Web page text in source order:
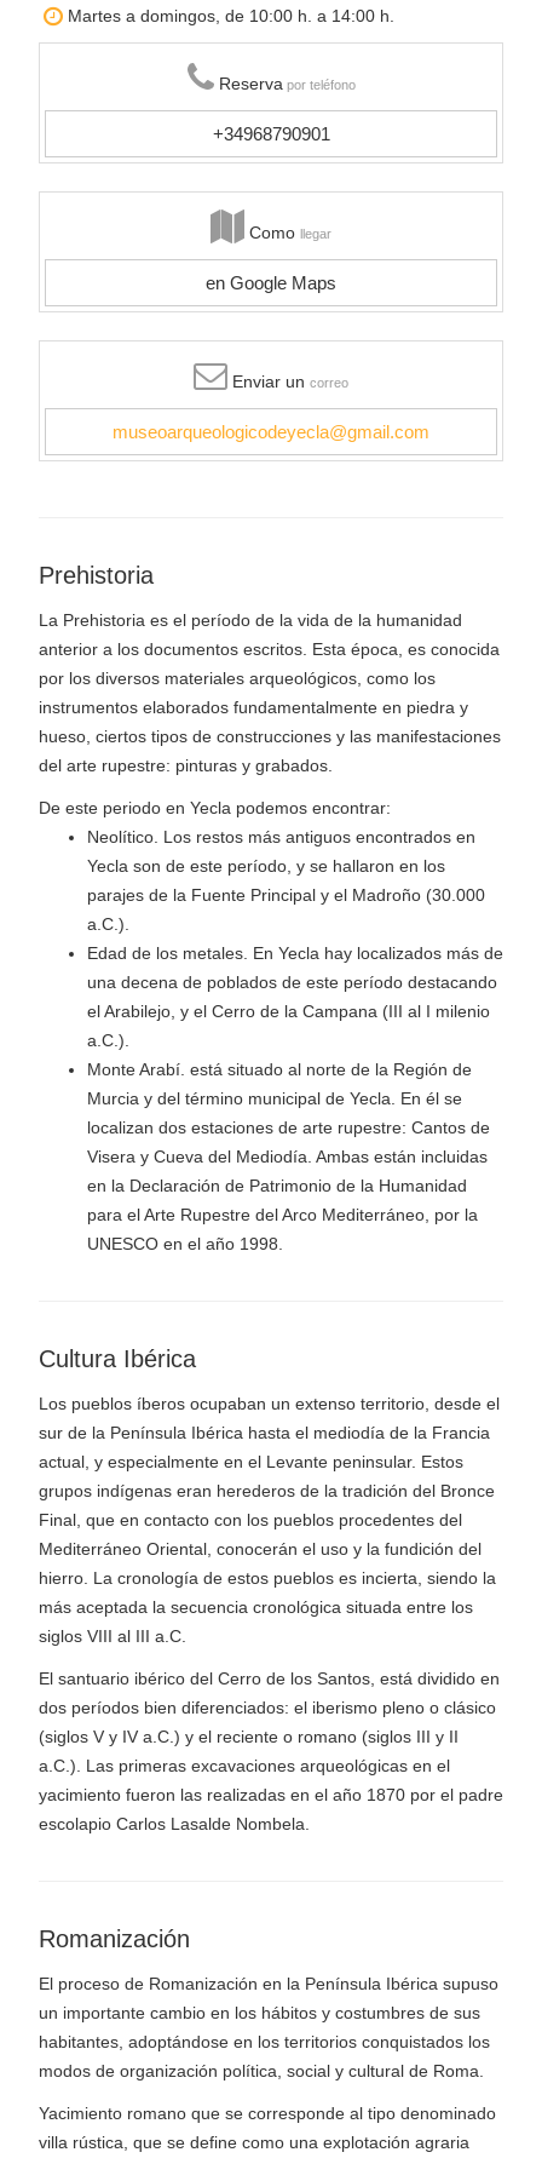
Martes a domingos, de 10:00 h. a 14:00 h.
Reserva por teléfono
+34968790901
Como llegar
en Google Maps
Enviar un correo
museoarqueologicodeyecla@gmail.com
Prehistoria
La Prehistoria es el período de la vida de la humanidad
anterior a los documentos escritos. Esta época, es conocida
por los diversos materiales arqueológicos, como los
instrumentos elaborados fundamentalmente en piedra y
hueso, ciertos tipos de construcciones y las manifestaciones
del arte rupestre: pinturas y grabados.
De este periodo en Yecla podemos encontrar:
Neolítico. Los restos más antiguos encontrados en
Yecla son de este período, y se hallaron en los
parajes de la Fuente Principal y el Madroño (30.000
a.C.).
Edad de los metales. En Yecla hay localizados más de
una decena de poblados de este período destacando
el Arabilejo, y el Cerro de la Campana (III al I milenio
a.C.).
Monte Arabí. está situado al norte de la Región de
Murcia y del término municipal de Yecla. En él se
localizan dos estaciones de arte rupestre: Cantos de
Visera y Cueva del Mediodía. Ambas están incluidas
en la Declaración de Patrimonio de la Humanidad
para el Arte Rupestre del Arco Mediterráneo, por la
UNESCO en el año 1998.
Cultura Ibérica
Los pueblos íberos ocupaban un extenso territorio, desde el
sur de la Península Ibérica hasta el mediodía de la Francia
actual, y especialmente en el Levante peninsular. Estos
grupos indígenas eran herederos de la tradición del Bronce
Final, que en contacto con los pueblos procedentes del
Mediterráneo Oriental, conocerán el uso y la fundición del
hierro. La cronología de estos pueblos es incierta, siendo la
más aceptada la secuencia cronológica situada entre los
siglos VIII al III a.C.
El santuario ibérico del Cerro de los Santos, está dividido en
dos períodos bien diferenciados: el iberismo pleno o clásico
(siglos V y IV a.C.) y el reciente o romano (siglos III y II
a.C.). Las primeras excavaciones arqueológicas en el
yacimiento fueron las realizadas en el año 1870 por el padre
escolapio Carlos Lasalde Nombela.
Romanización
El proceso de Romanización en la Península Ibérica supuso
un importante cambio en los hábitos y costumbres de sus
habitantes, adoptándose en los territorios conquistados los
modos de organización política, social y cultural de Roma.
Yacimiento romano que se corresponde al tipo denominado
villa rústica, que se define como una explotación agraria